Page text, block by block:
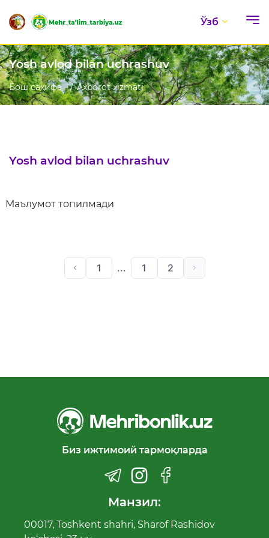
Ўзб
Yosh avlod bilan uchrashuv
Бош саҳифа Axborot xizmati
Yosh avlod bilan uchrashuv
Маълумот топилмади
1 ... 1 2
Биз ижтимоий тармоқларда
Манзил:
00017, Toshkent shahri, Sharof Rashidov